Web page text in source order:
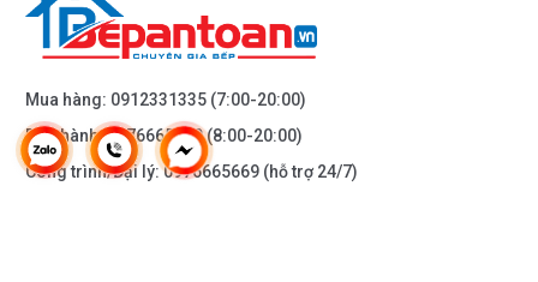
Mua hàng: 0912331335 (7:00-20:00)
Bảo hành:0976665669(8:00-20:00)
Công trình/Đại lý:0976665669 (hỗ trợ 24/7)